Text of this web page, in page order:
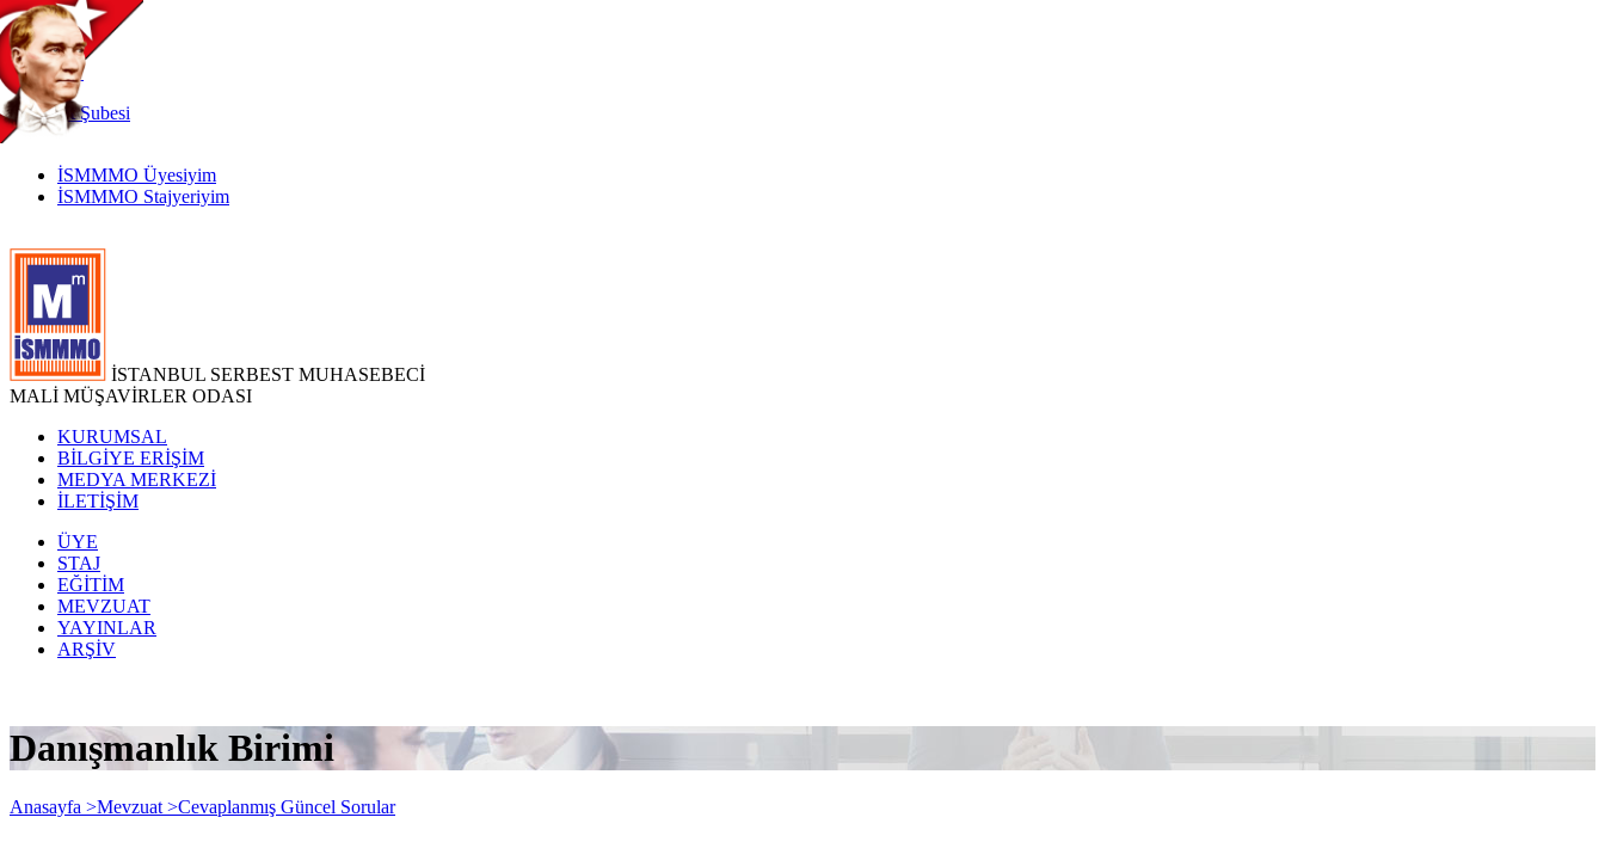
TR
|
EN
İnternetŞubesi
İSMMMO Üyesiyim
İSMMMO Stajyeriyim
İSTANBUL SERBEST MUHASEBECİ
MALİ MÜŞAVİRLER ODASI
KURUMSAL
BİLGİYE ERİŞİM
MEDYA MERKEZİ
İLETİŞİM
ÜYE
STAJ
EĞİTİM
MEVZUAT
YAYINLAR
ARŞİV
Danışmanlık Birimi
Anasayfa >Mevzuat >Cevaplanmış Güncel Sorular